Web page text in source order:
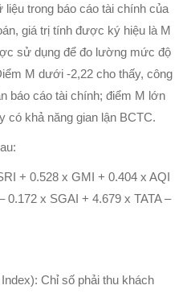
trong báo cáo tài chính của
giá trị tính được ký hiệu là M
sử dụng để đo lường mức độ
M dưới -2,22 cho thấy, công
báo cáo tài chính; điểm M lớn
có khả năng gian lận BCTC.
+ 0.528 x GMI + 0.404 x AQI
0.172 x SGAI + 4.679 x TATA –
Chỉ số phải thu khách